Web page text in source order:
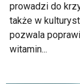
prowadzi do
także w
pozwala
witamin...